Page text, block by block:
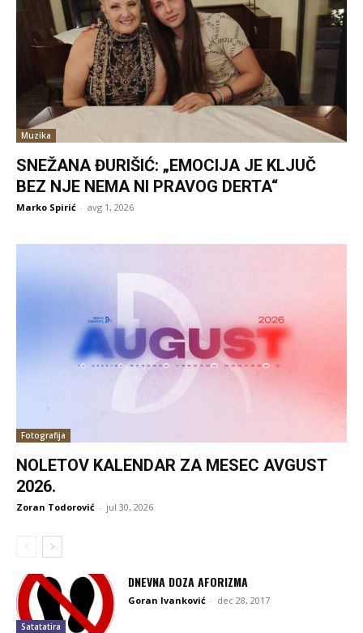
Muzika
SNEŽANA ĐURIŠIĆ: „EMOCIJA JE KLJUČ
BEZ NJE NEMA NI PRAVOG DERTA“
Marko Spirić - avg 1, 2026
Fotografija
NOLETOV KALENDAR ZA MESEC AVGUST
2026.
Zoran Todorović - jul 30, 2026
Satatatira
DNEVNA DOZA AFORIZMA
Goran Ivanković - dec 28, 2017